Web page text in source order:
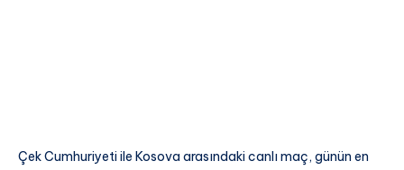
Çek Cumhuriyeti ile Kosova arasındaki canlı maç, günün en